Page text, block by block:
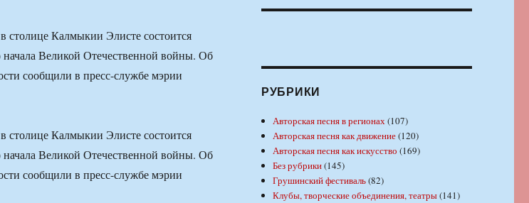
столице Калмыкии Элисте состоится
Великой Отечественной войны. Об
сообщили в пресс-службе мэрии
столице Калмыкии Элисте состоится
Великой Отечественной войны. Об
сообщили в пресс-службе мэрии
РУБРИКИ
Авторская песня в регионах(107)
Авторская песня как движение(120)
Авторская песня как искусство (169)
Без рубрики(145)
Грушинский фестиваль(82)
Клубы, творческие объединения, театры(141)